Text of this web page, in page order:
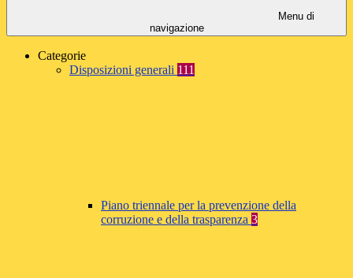
Menu di
navigazione
Categorie
Disposizioni generali 111
Piano triennale per la prevenzione della
corruzione e della trasparenza 3